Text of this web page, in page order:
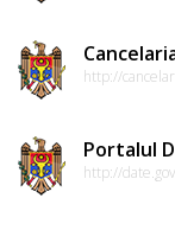
http://
Portalul
http://